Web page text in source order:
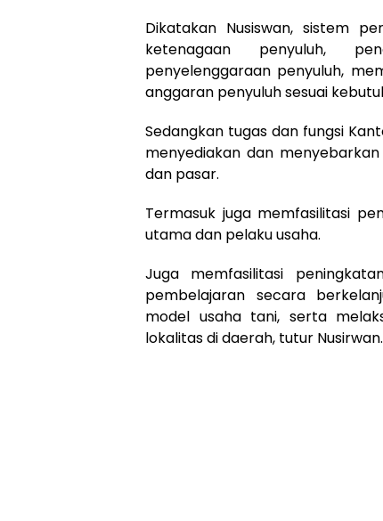
Dikatakan Nusiswan, sistem
ketenagaan penyuluh,
penyelenggaraan penyuluh,
anggaran penyuluh sesuai
Sedangkan tugas dan fungsi
menyediakan dan
dan pasar.
Termasuk juga memfasilitasi
utama dan pelaku usaha.
Juga memfasilitasi
pembelajaran secara
model usaha tani, serta
lokalitas di daerah, tutur Nusirwan.